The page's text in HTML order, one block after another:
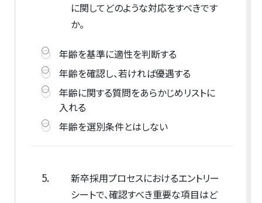
に関してどのような対応をすべきです
か。
年齢を基準に適性を判断する
年齢を確認し、若ければ優遇する
年齢に関する質問をあらかじめリストに
入れる
年齢を選別条件とはしない
5.
新卒採用プロセスにおけるエントリー
シートで、確認すべき重要な項目はど